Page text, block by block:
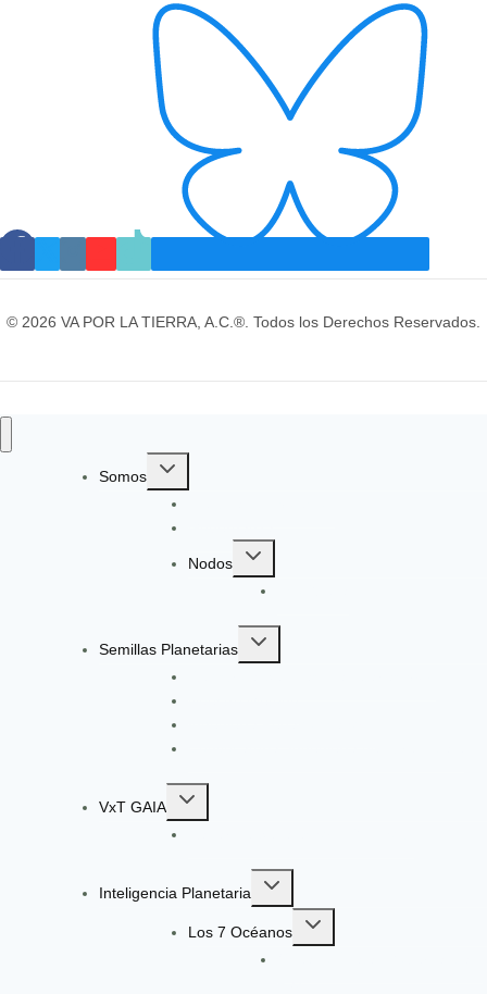
© 2026 VA POR LA TIERRA, A.C.®. Todos los Derechos Reservados.
Somos
Toggle
child
menu
Nodos
Toggle
child
menu
Semillas Planetarias
Toggle
child
VxT GAIA
Toggle
child
menu
Inteligencia Planetaria
Toggle
child
Los 7 Océanos
Toggle
child